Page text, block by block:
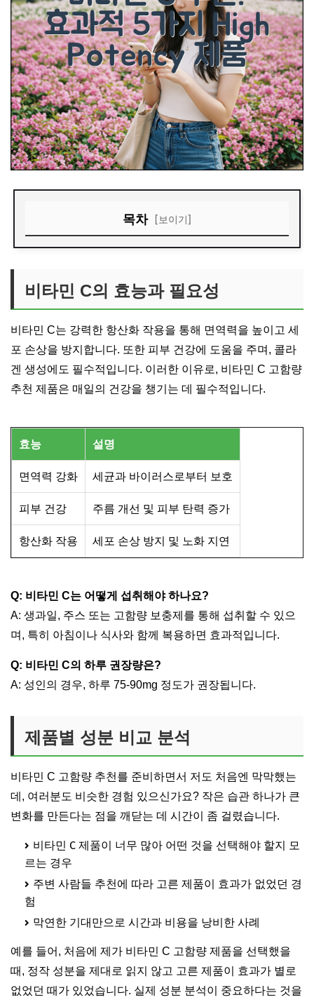
목차 [보이기]
추천 제품 사용 후기
올바른 섭취 방법 안내
비타민 C 관련 최신 연구
자주 묻는 질문
비타민 C의 효능과 필요성
비타민 C는 강력한 항산화 작용을 통해 면역력을 높이고 세
포 손상을 방지합니다. 또한 피부 건강에 도움을 주며, 콜라
겐 생성에도 필수적입니다. 이러한 이유로, 비타민 C 고함량
추천 제품은 매일의 건강을 챙기는 데 필수적입니다.
효능 설명
면역력 강화 세균과 바이러스로부터 보호
피부 건강 주름 개선 및 피부 탄력 증가
항산화 작용 세포 손상 방지 및 노화 지연
Q: 비타민 C는 어떻게 섭취해야 하나요?
A: 생과일, 주스 또는 고함량 보충제를 통해 섭취할 수 있으
며, 특히 아침이나 식사와 함께 복용하면 효과적입니다.
Q: 비타민 C의 하루 권장량은?
A: 성인의 경우, 하루 75-90mg 정도가 권장됩니다.
제품별 성분 비교 분석
비타민 C 고함량 추천를 준비하면서 저도 처음엔 막막했는
데, 여러분도 비슷한 경험 있으신가요? 작은 습관 하나가 큰
변화를 만든다는 점을 깨닫는 데 시간이 좀 걸렸습니다.
비타민 C 제품이 너무 많아 어떤 것을 선택해야 할지 모
르는 경우
주변 사람들 추천에 따라 고른 제품이 효과가 없었던 경
험
막연한 기대만으로 시간과 비용을 낭비한 사례
예를 들어, 처음에 제가 비타민 C 고함량 제품을 선택했을
때, 정작 성분을 제대로 읽지 않고 고른 제품이 효과가 별로
없었던 때가 있었습니다. 실제 성분 분석이 중요하다는 것을